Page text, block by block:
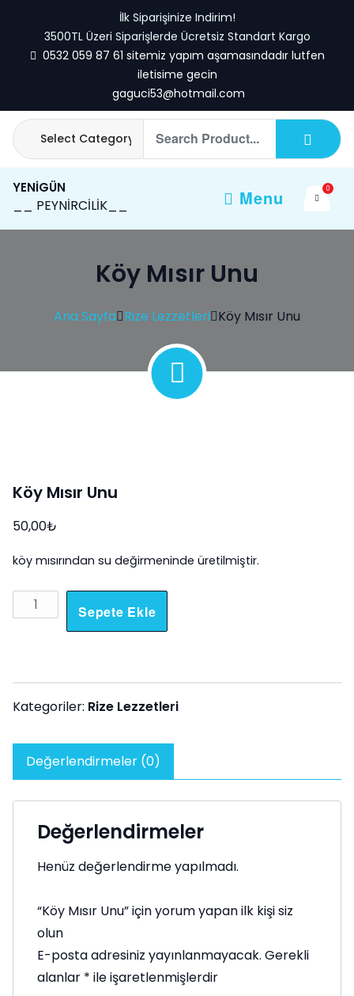
content
İlk Siparişinize Indirim!
3500TL Üzeri Siparişlerde Ücretsiz Standart Kargo
0532 059 87 61 sitemiz yapım aşamasındadır lutfen
iletisime gecin
gaguci53@hotmail.com
YENİGÜN
__ PEYNİRCİLİK__ Menu 0
Köy Mısır Unu
Ana Sayfa Rize Lezzetleri Köy Mısır Unu
Köy Mısır Unu
50,00₺
köy mısırından su değirmeninde üretilmiştir.
Köy
Mısır
Sepete Ekle
Kategoriler: Rize Lezzetleri
Değerlendirmeler (0)
Değerlendirmeler
Henüz değerlendirme yapılmadı.
“Köy Mısır Unu” için yorum yapan ilk kişi siz
olun
E-posta adresiniz yayınlanmayacak. Gerekli
alanlar * ile işaretlenmişlerdir